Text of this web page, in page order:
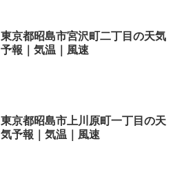
東京都昭島市宮沢町二丁目の天気
予報｜気温｜風速
東京都昭島市上川原町一丁目の天
気予報｜気温｜風速